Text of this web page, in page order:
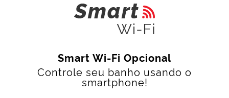
Smart Wi-Fi Opcional
Controle seu banho usando o
smartphone!